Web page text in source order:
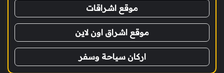
موقع اشراقات
موقع اشراق اون لاين
اركان سياحة وسفر